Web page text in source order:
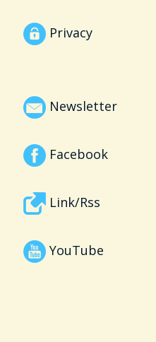
Privacy
Newsletter
Facebook
Link/Rss
YouTube